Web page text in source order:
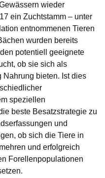
wieder
ein Zuchtstamm – unter
entnommenen Tieren
wurden bereits
potentiell geeignete
ob sie sich als
Nahrung bieten. Ist dies
speziellen
beste Besatzstrategie zu
und
ob sich die Tiere in
und erfolgreich
Forellenpopulationen